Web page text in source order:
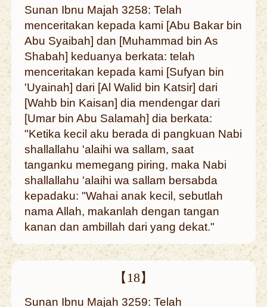
Sunan Ibnu Majah 3258: Telah
menceritakan kepada kami [Abu Bakar bin
Abu Syaibah] dan [Muhammad bin As
Shabah] keduanya berkata: telah
menceritakan kepada kami [Sufyan bin
'Uyainah] dari [Al Walid bin Katsir] dari
[Wahb bin Kaisan] dia mendengar dari
[Umar bin Abu Salamah] dia berkata:
"Ketika kecil aku berada di pangkuan Nabi
shallallahu 'alaihi wa sallam, saat
tanganku memegang piring, maka Nabi
shallallahu 'alaihi wa sallam bersabda
kepadaku: "Wahai anak kecil, sebutlah
nama Allah, makanlah dengan tangan
kanan dan ambillah dari yang dekat."
【18】
Sunan Ibnu Majah 3259: Telah